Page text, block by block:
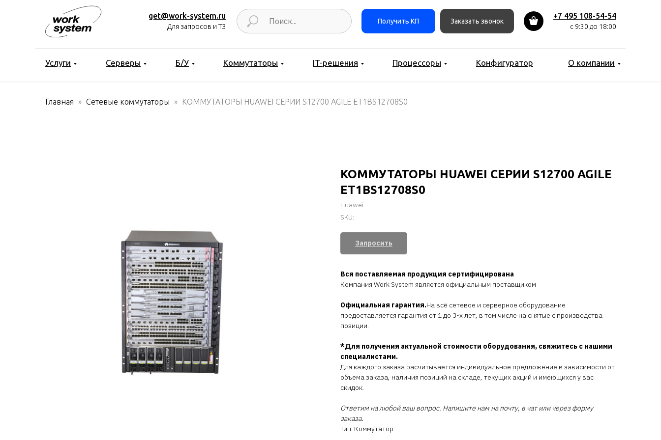
get@work-system.ru
Для запросов и ТЗ
+7 495 108-54-54
с 9:30 до 18:00
Заказать звонок
Получить КП
Услуги Серверы Б/У Коммутаторы IT-решения Процессоры Конфигуратор О компании
Главная Сетевые коммутаторы КОММУТАТОРЫ HUAWEI СЕРИИ S12700 AGILE ET1BS12708S0
КОММУТАТОРЫ HUAWEI СЕРИИ S12700 AGILE
ET1BS12708S0
Huawei
SKU:
Запросить
Вся поставляемая продукция сертифицирована
Компания Work System является официальным поставщиком
Официальная гарантия.На всё сетевое и серверное оборудование
предоставляется гарантия от 1 до 3-х лет, в том числе на снятые с производства
позиции.
*Для получения актуальной стоимости оборудования, свяжитесь с нашими
специалистами.
Для каждого заказа расчитывается индивидуальное предложение в зависимости от
объема заказа, наличия позиций на складе, текущих акций и имеющихся у вас
скидок.
Ответим на любой ваш вопрос. Напишите нам на почту, в чат или через форму
заказа.
Тип: Коммутатор